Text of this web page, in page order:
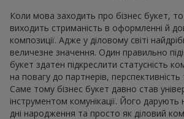
Коли мова заходить про бізнес букет,
виходить стриманість в оформленні й
композиції. Адже у діловому світі
величезне значення. Один правильно
букет здатен підкреслити статусність
на повагу до партнерів,
Саме тому бізнес букет давно став
інструментом комунікації. Його дарують
дні народження та просто як діловий